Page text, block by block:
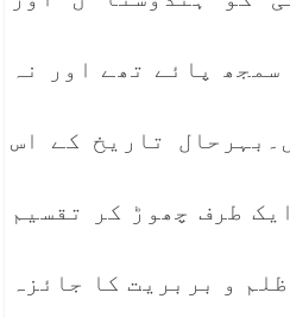
پائے تھے اور نہ
تاریخ کے اس
طرف چھوڑ کر تقسیم
و بربریت کا جائزہ